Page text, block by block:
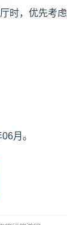
时，优先考
月。